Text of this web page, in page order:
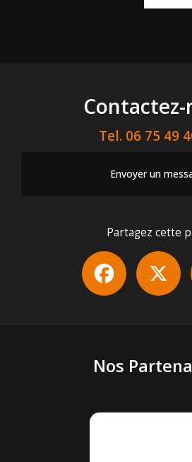
Tel. 06 75 49
Envoyer un
Partagez cette
Facebook
Nos